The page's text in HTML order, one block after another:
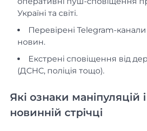
Україні та світі.
Перевірені Telegram-канали
новин.
Екстрені сповіщення від
(ДСНС, поліція тощо).
Які ознаки маніпуляцій
новинній стрічці